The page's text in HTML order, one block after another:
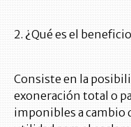
2. ¿Qué es el
Consiste en la
exoneración total o
imponibles a cambio